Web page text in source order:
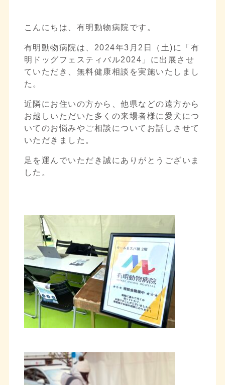
こんにちは、有明動物病院です。
有明動物病院は、2024年3月2日（土)に「有
明ドッグフェスティバル2024」に出展させ
ていただき、無料健康相談を実施いたしまし
た。
近隣にお住いの方から、他県などの遠方から
お越しいただいた多くの来場者様に愛犬につ
いてのお悩みやご相談についてお話しさせて
いただきました。
足を運んでいただき誠にありがとうございま
した。